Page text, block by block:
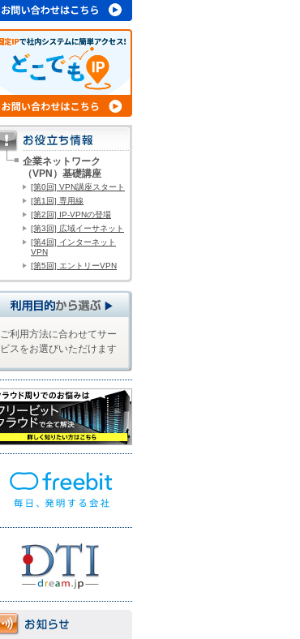
企業ネットワーク
（VPN）基礎講座
[第0回] VPN講座スタート
[第1回] 専用線
[第2回] IP-VPNの登場
[第3回] 広域イーサネット
[第4回] インターネット
VPN
[第5回] エントリーVPN
ご利用方法に合わせてサー
ビスをお選びいただけます